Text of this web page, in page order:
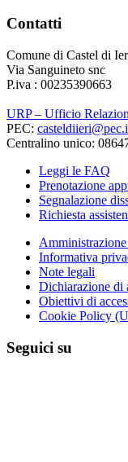
Contatti
Comune di Castel di
Via Sanguineto snc
P.iva : 00235390663
URP – Ufficio
PEC:
Centralino unico:
Leggi le FAQ
Prenotazione
Segnalazione
Richiesta
Amministrazione
Informativa
Note legali
Dichiarazione di
Obiettivi di
Cookie Policy
Seguici su